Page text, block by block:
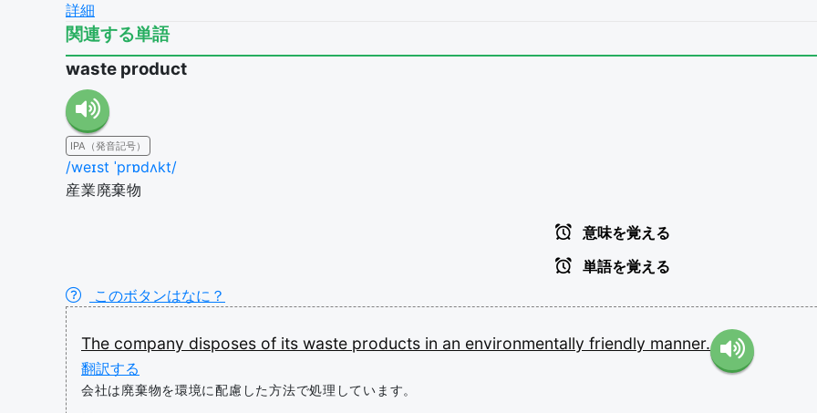
詳細
関連する単語
waste product
IPA（発音記号）
/weɪst ˈprɒdʌkt/
産業廃棄物
意味を覚える
単語を覚える
このボタンはなに？
The company disposes of its waste products in an environmentally friendly manner.
翻訳する
会社は廃棄物を環境に配慮した方法で処理しています。